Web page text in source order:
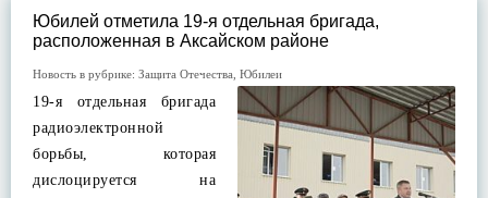
Юбилей отметила 19-я отдельная бригада,
расположенная в Аксайском районе
Новость в рубрике: Защита Отечества Юбилеи
19-я отдельная бригада
радиоэлектронной
борьбы, которая
дислоцируется на